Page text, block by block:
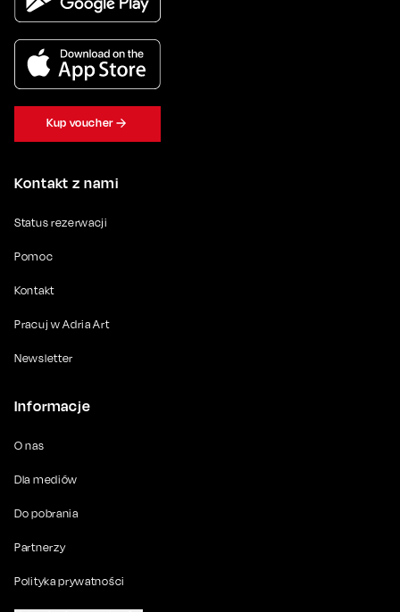
Kontakt z nami
Status rezerwacji
Pomoc
Kontakt
Pracuj w Adria Art
Newsletter
Informacje
O nas
Dla mediów
Do pobrania
Partnerzy
Polityka prywatności
Kup voucher